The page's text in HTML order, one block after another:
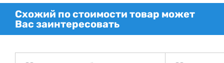
Схожий по стоимости товар может
Вас заинтересовать